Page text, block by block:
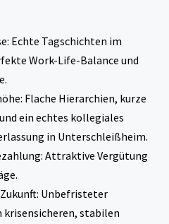
Echte Tagschichten im
Work-Life-Balance und
Flache Hierarchien, kurze
ein echtes kollegiales
in Unterschleißheim.
Attraktive Vergütung
Unbefristeter
stabilen